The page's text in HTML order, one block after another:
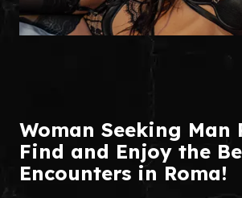
Woman Seeking Man
Find and Enjoy the
Encounters in Roma!